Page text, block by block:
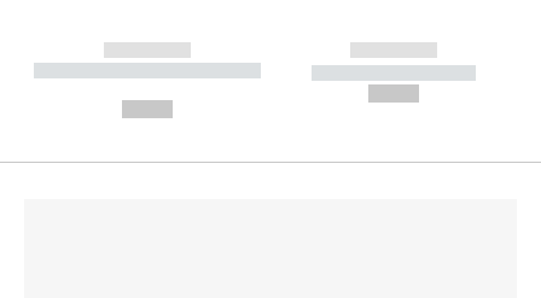
------------
----------- ----------- --------
------------
----------- -----------